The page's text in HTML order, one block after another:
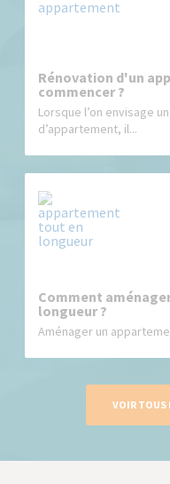
Rénovation d'un
commencer ?
Lorsque l’on envisage
d’appartement, il...
Comment
longueur ?
Aménager un
VOIR TOUS